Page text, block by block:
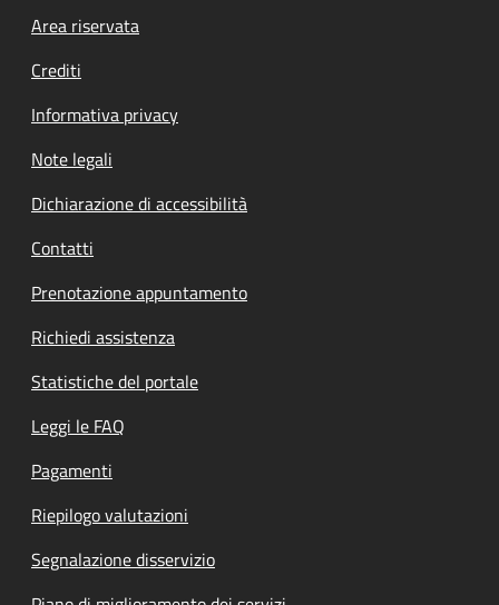
Footer menu
Area riservata
Crediti
Informativa privacy
Note legali
Dichiarazione di accessibilità
Contatti
Prenotazione appuntamento
Richiedi assistenza
Statistiche del portale
Leggi le FAQ
Pagamenti
Riepilogo valutazioni
Segnalazione disservizio